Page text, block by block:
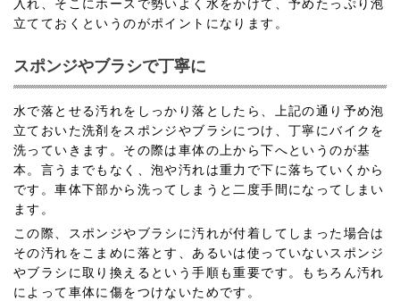
入れ、そこにホースで勢いよく水をかけて、予めたっぷり泡
立てておくというのがポイントになります。
スポンジやブラシで丁寧に
水で落とせる汚れをしっかり落としたら、上記の通り予め泡
立ておいた洗剤をスポンジやブラシにつけ、丁寧にバイクを
洗っていきます。その際は車体の上から下へというのが基
本。言うまでもなく、泡や汚れは重力で下に落ちていくから
です。車体下部から洗ってしまうと二度手間になってしまい
ます。
この際、スポンジやブラシに汚れが付着してしまった場合は
その汚れをこまめに落とす、あるいは使っていないスポンジ
やブラシに取り換えるという手順も重要です。もちろん汚れ
によって車体に傷をつけないためです。